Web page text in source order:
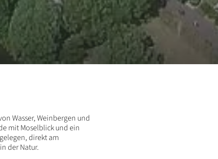
Wasser, Weinbergen und
mit Moselblick und ein
direkt am
der Natur.